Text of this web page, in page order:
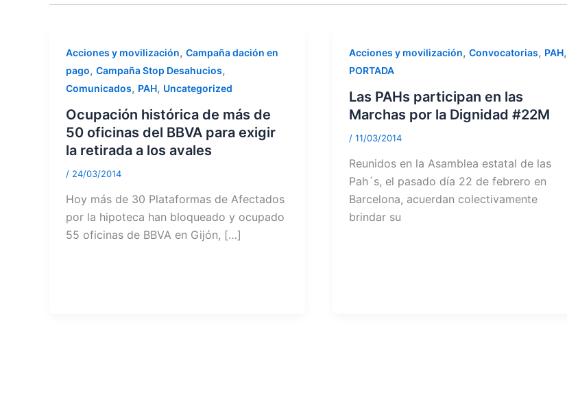
Acciones y movilización, Campaña dación en
pago, Campaña Stop Desahucios,
Comunicados, PAH, Uncategorized
Ocupación histórica de más de
50 oficinas del BBVA para exigir
la retirada a los avales
/ 24/03/2014
Hoy más de 30 Plataformas de Afectados
por la hipoteca han bloqueado y ocupado
55 oficinas de BBVA en Gijón, […]
Acciones y movilización,Convocatorias, PAH,
PORTADA
Las PAHs participan en las
Marchas por la Dignidad #22M
/11/03/2014
Reunidos en la Asamblea estatal de las
Pah´s, el pasado día 22 de febrero en
Barcelona, acuerdan colectivamente
brindar su